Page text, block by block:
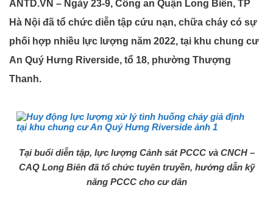
ANTD.VN – Ngày 23-9, Công an Quận Long Biên, TP
Hà Nội đã tổ chức diễn tập cứu nạn, chữa cháy có sự
phối hợp nhiều lực lượng năm 2022, tại khu chung cư
An Quý Hưng Riverside, tổ 18, phường Thượng
Thanh.
Tại buổi diễn tập, lực lượng Cảnh sát PCCC và CNCH –
CAQ Long Biên đã tổ chức tuyên truyền, hướng dẫn kỹ
năng PCCC cho cư dân